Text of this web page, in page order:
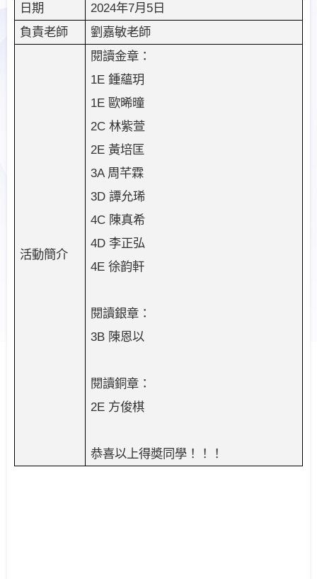
日期 2024年7月 5 日
負責老師 劉嘉敏老師
活動簡介
閱讀金章：
1E鍾蘊玥
1E 歐晞曈
2C林紫萱
2E 黃培匡
3A 周芊霖
3D譚允琋
4C 陳真希
4D 李正弘
4E徐韵軒
閱讀銀章：
3B 陳恩以
閱讀銅章：
2E 方俊棋
恭喜以上得奬同學！！！